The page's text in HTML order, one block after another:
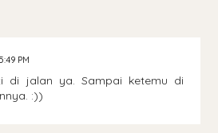
PM
di jalan ya. Sampai ketemu di
:))